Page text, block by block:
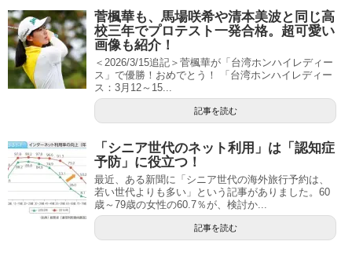
菅楓華も、馬場咲希や清本美波と同じ高
校三年でプロテスト一発合格。超可愛い
画像も紹介！
＜2026/3/15追記＞菅楓華が「台湾ホンハイレディー
ス」で優勝！おめでとう！ 「台湾ホンハイレディー
ス：3月12～15...
記事を読む
「シニア世代のネット利用」は「認知症
予防」に役立つ！
最近、ある新聞に「シニア世代の海外旅行予約は、
若い世代よりも多い」という記事がありました。60
歳～79歳の女性の60.7％が、検討か...
記事を読む